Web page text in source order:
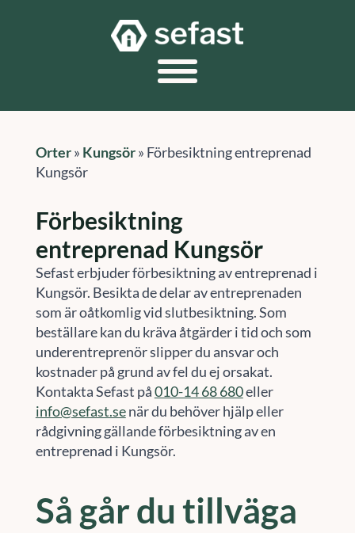
Orter» Kungsör» Förbesiktning entreprenad
Kungsör
Förbesiktning
entreprenad Kungsör
Sefast erbjuder förbesiktning av entreprenad i
Kungsör. Besikta de delar av entreprenaden
som är oåtkomlig vid slutbesiktning. Som
beställare kan du kräva åtgärder i tid och som
underentreprenör slipper du ansvar och
kostnader på grund av fel du ej orsakat.
Kontakta Sefast på010-14 68 680eller
info@sefast.senär du behöver hjälp eller
rådgivning gällande förbesiktning av en
entreprenad i Kungsör.
Så går du tillväga